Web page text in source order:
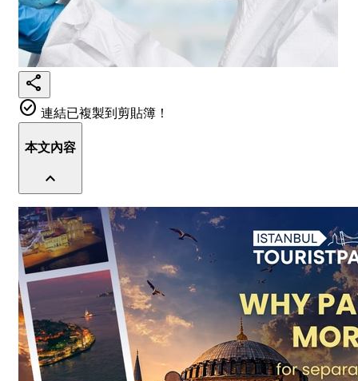
share
check_circle 連結已複製到剪貼簿！
本文內容
expand_less